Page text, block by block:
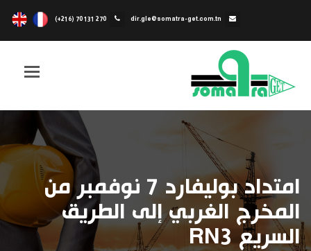
dir.gle@somatra-get.com.tn
(+216) 70 131 270
امتداد بوليفارد 7 نوفمبر من
المخرج الغربي إلى الطريق
السريع RN3